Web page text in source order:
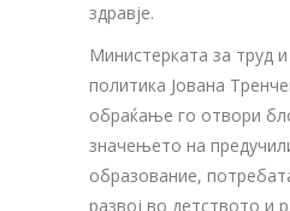
здравје.
Министерката за труд и
политика Јована
обраќање го отвори
значењето на
образование,
развој во детството и